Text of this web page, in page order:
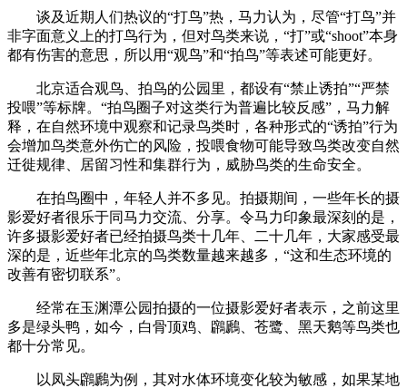
谈及近期人们热议的“打鸟”热，马力认为，尽管“打鸟”并
非字面意义上的打鸟行为，但对鸟类来说，“打”或“shoot”本身
都有伤害的意思，所以用“观鸟”和“拍鸟”等表述可能更好。
北京适合观鸟、拍鸟的公园里，都设有“禁止诱拍”“严禁
投喂”等标牌。“拍鸟圈子对这类行为普遍比较反感”，马力解
释，在自然环境中观察和记录鸟类时，各种形式的“诱拍”行为
会增加鸟类意外伤亡的风险，投喂食物可能导致鸟类改变自然
迁徙规律、居留习性和集群行为，威胁鸟类的生命安全。
在拍鸟圈中，年轻人并不多见。拍摄期间，一些年长的摄
影爱好者很乐于同马力交流、分享。令马力印象最深刻的是，
许多摄影爱好者已经拍摄鸟类十几年、二十几年，大家感受最
深的是，近些年北京的鸟类数量越来越多，“这和生态环境的
改善有密切联系”。
经常在玉渊潭公园拍摄的一位摄影爱好者表示，之前这里
多是绿头鸭，如今，白骨顶鸡、鸊鷉、苍鹭、黑天鹅等鸟类也
都十分常见。
以凤头鸊鷉为例，其对水体环境变化较为敏感，如果某地